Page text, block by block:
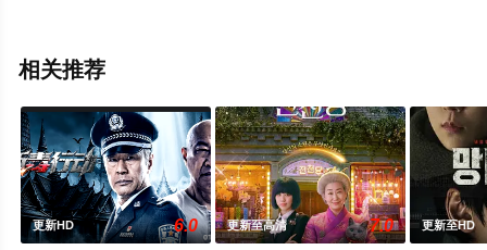
相关推荐
更新HD 6.0 更新至高清 7.0 更新至HD